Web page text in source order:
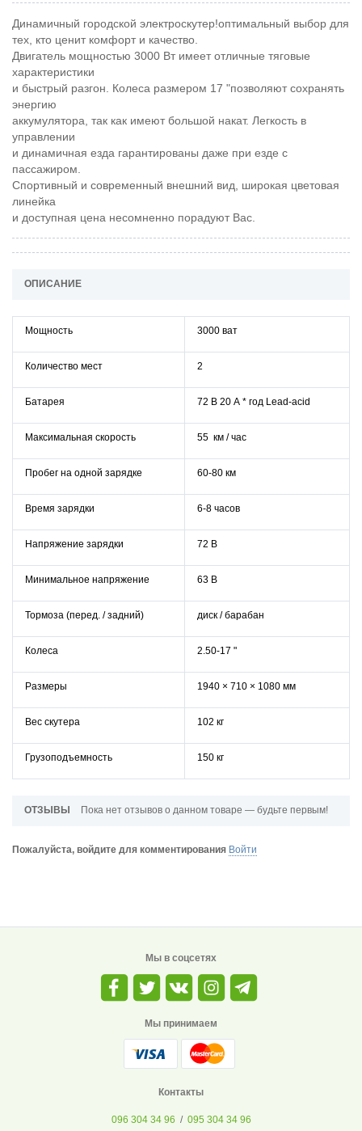
Динамичный городской электроскутер!оптимальный выбор для
тех, кто ценит комфорт и качество.
Двигатель мощностью 3000 Вт имеет отличные тяговые
характеристики
и быстрый разгон. Колеса размером 17 "позволяют сохранять
энергию
аккумулятора, так как имеют большой накат. Легкость в
управлении
и динамичная езда гарантированы даже при езде с
пассажиром.
Спортивный и современный внешний вид, широкая цветовая
линейка
и доступная цена несомненно порадуют Вас.
ОПИСАНИЕ
Мощность 3000 ват
Количество мест 2
Батарея 72 В 20 А * год Lead-acid
Максимальная скорость 55 км / час
Пробег на одной зарядке 60-80 км
Время зарядки 6-8 часов
Напряжение зарядки 72 В
Минимальное напряжение 63 В
Тормоза (перед. / задний) диск / барабан
Колеса 2.50-17 "
Размеры 1940 × 710 × 1080 мм
Вес скутера 102 кг
Грузоподъемность 150 кг
ОТЗЫВЫ Пока нет отзывов о данном товаре — будьте первым!
Пожалуйста, войдите для комментирования Войти
Мы в соцсетях
Мы принимаем
Контакты
096 304 34 96 / 095 304 34 96